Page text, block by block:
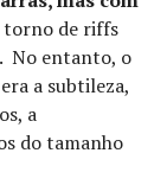
de riffs
No entanto, o
a subtileza,
a
do tamanho